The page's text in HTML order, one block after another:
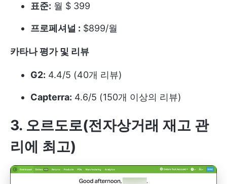
표준: 월 $ 399
프로페셔널 : $899/월
카타나 평가 및 리뷰
G2: 4.4/5 (40개 리뷰)
Capterra: 4.6/5 (150개 이상의 리뷰)
3. 오르도로(전자상거래 재고 관
리에 최고)